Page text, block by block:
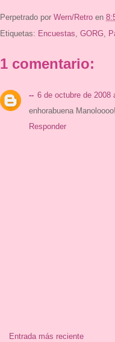
Perpetrado por Wern/Retro en
Etiquetas: Encuestas GORG
1 comentario:
-- 6 de octubre de 2008
enhorabuena
Responder
Entrada más reciente